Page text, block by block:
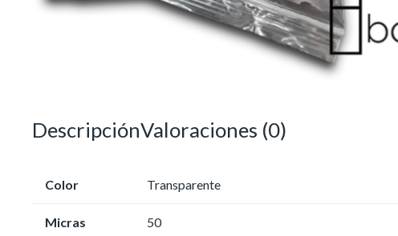
DescripciónValoraciones (0)
Color Transparente
Micras 50